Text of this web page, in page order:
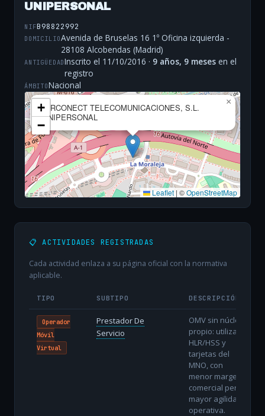
UNIPERSONAL
NIFB98822992
DOMICILIOAvenida de Bruselas 16 1º Oficina izquierda -
28108 Alcobendas (Madrid)
ANTIGÜEDADInscrito el 11/10/2016 · 9 años, 9 meses en el
registro
ÁMBITONacional
AIRCONECT TELECOMUNICACIONES, S.L.
UNIPERSONAL
×
+
−
Leaflet | ©OpenStreetMap
📋 ACTIVIDADES REGISTRADAS
Cada actividad enlaza a su página oficial con la normativa
aplicable.
TIPO SUBTIPO DESCRIPCIÓN
Operador
Móvil
Virtual
Prestador De
Servicio
OMV sin núcleo
propio: utiliza
HLR/HSS y
tarjetas del
MNO, con
menor margen
comercial pero
mayor agilidad
operativa.